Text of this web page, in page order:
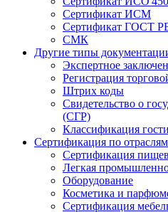
Сертификат ИСМ
Сертификат ГОСТ
СМК
Другие типы
Экспертное
Регистрация
Штрих коды
Свидетельство о
(СГР)
Классификация
Сертификация по отраслям
Сертификация
Легкая
Оборудование
Косметика и
Сертификация